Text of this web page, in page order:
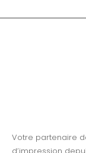
Votre partenaire